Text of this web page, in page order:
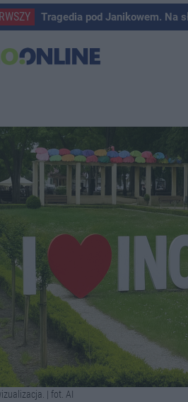
Tragedia pod Janikowem. Na
| fot. AI